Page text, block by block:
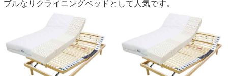
ブルなリクライニングベッドとして人気です。